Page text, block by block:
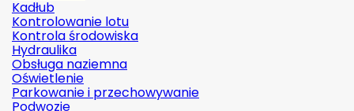
Kadłub
Kontrolowanie lotu
Kontrola środowiska
Hydraulika
Obsługa naziemna
Oświetlenie
Parkowanie i przechowywanie
Podwozie